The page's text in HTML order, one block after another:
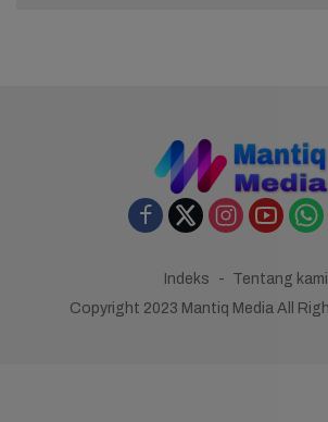
Indeks
Tentang kami
Copyright 2023 Mantiq Media All